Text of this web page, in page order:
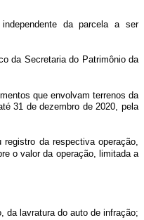
da parcela a ser
da Secretaria do Patrimônio da
que envolvam terrenos da
31 de dezembro de 2020, pela
da respectiva operação,
o valor da operação, limitada a
lavratura do auto de infração;